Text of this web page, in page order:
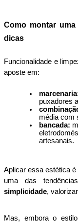
Como montar
dicas
Funcionalidade e
aposte em:
puxadores
média com
bancada:
artesanais.
Aplicar essa estética é
uma das
simplicidade,
Mas, embora o